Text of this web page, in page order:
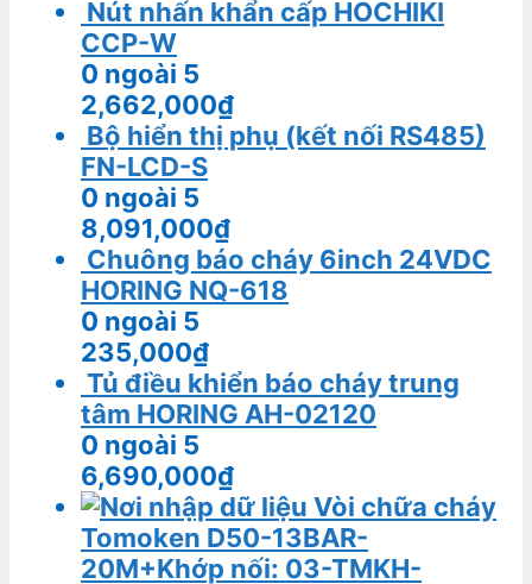
Nút nhấn khẩn cấp HOCHIKI
CCP-W
0 ngoài 5
2,662,000₫
Bộ hiển thị phụ (kết nối RS485)
FN-LCD-S
0 ngoài 5
8,091,000₫
Chuông báo cháy 6inch 24VDC
HORING NQ-618
0 ngoài 5
235,000₫
Tủ điều khiển báo cháy trung
tâm HORING AH-02120
0 ngoài 5
6,690,000₫
Vòi chữa cháy
Tomoken D50-13BAR-
20M+Khớp nối: 03-TMKH-